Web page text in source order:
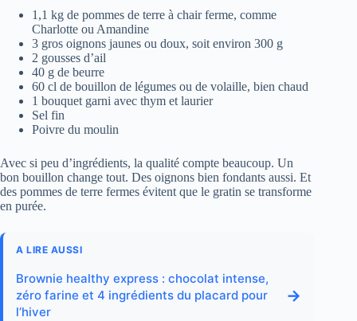
1,1 kg de pommes de terre à chair ferme, comme
Charlotte ou Amandine
3 gros oignons jaunes ou doux, soit environ 300 g
2 gousses d’ail
40 g de beurre
60 cl de bouillon de légumes ou de volaille, bien chaud
1 bouquet garni avec thym et laurier
Sel fin
Poivre du moulin
Avec si peu d’ingrédients, la qualité compte beaucoup. Un
bon bouillon change tout. Des oignons bien fondants aussi. Et
des pommes de terre fermes évitent que le gratin se transforme
en purée.
A LIRE AUSSI
Brownie healthy express : chocolat intense,
zéro farine et 4 ingrédients du placard pour
l’hiver
→